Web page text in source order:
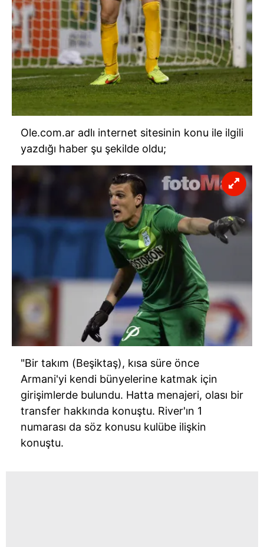
Ole.com.ar adlı internet sitesinin konu ile ilgili
yazdığı haber şu şekilde oldu;
"Bir takım (Beşiktaş), kısa süre önce
Armani'yi kendi bünyelerine katmak için
girişimlerde bulundu. Hatta menajeri, olası bir
transfer hakkında konuştu. River'ın 1
numarası da söz konusu kulübe ilişkin
konuştu.